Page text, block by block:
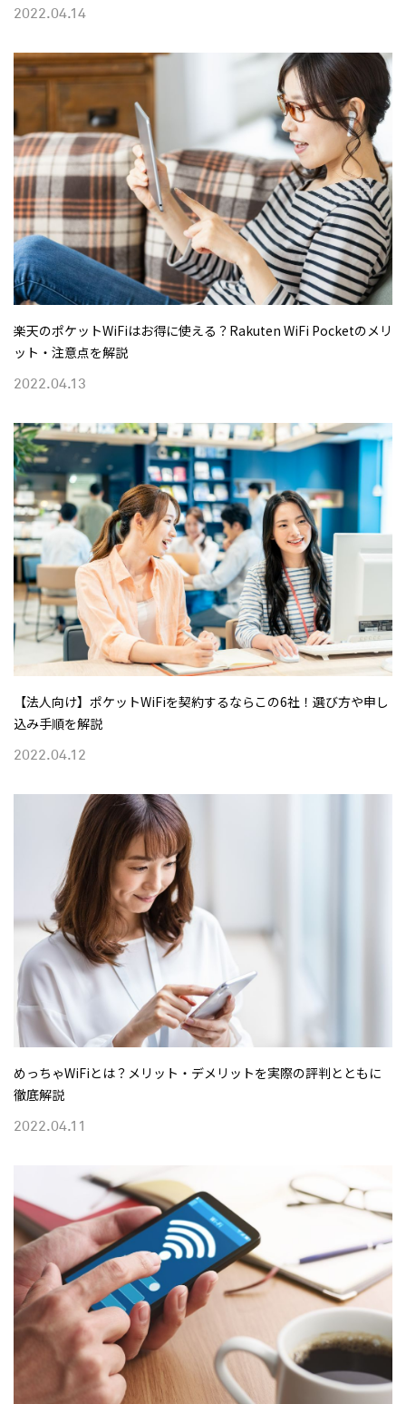
2022.04.14
2022.04.13
楽天のポケットWiFiはお得に使える？Rakuten WiFi Pocketのメリ
ット・注意点を解説
2022.04.12
【法人向け】ポケットWiFiを契約するならこの6社！選び方や申し
込み手順を解説
2022.04.11
めっちゃWiFiとは？メリット・デメリットを実際の評判とともに
徹底解説